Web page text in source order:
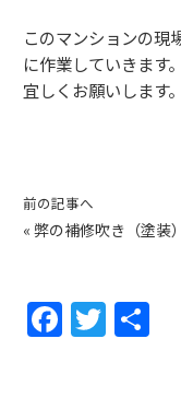
このマンションの現
に作業していきます。
宜しくお願いします。
前の記事へ
« 弊の補修吹き（塗装）
F
a
T
w